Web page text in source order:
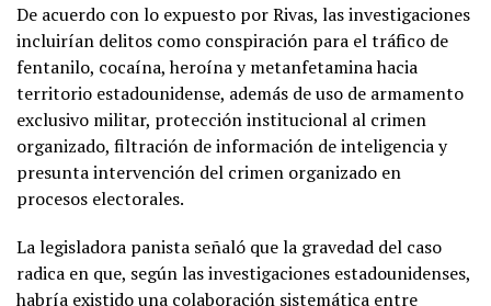
De acuerdo con lo expuesto por Rivas, las investigaciones
incluirían delitos como conspiración para el tráfico de
fentanilo, cocaína, heroína y metanfetamina hacia
territorio estadounidense, además de uso de armamento
exclusivo militar, protección institucional al crimen
organizado, filtración de información de inteligencia y
presunta intervención del crimen organizado en
procesos electorales.
La legisladora panista señaló que la gravedad del caso
radica en que, según las investigaciones estadounidenses,
habría existido una colaboración sistemática entre